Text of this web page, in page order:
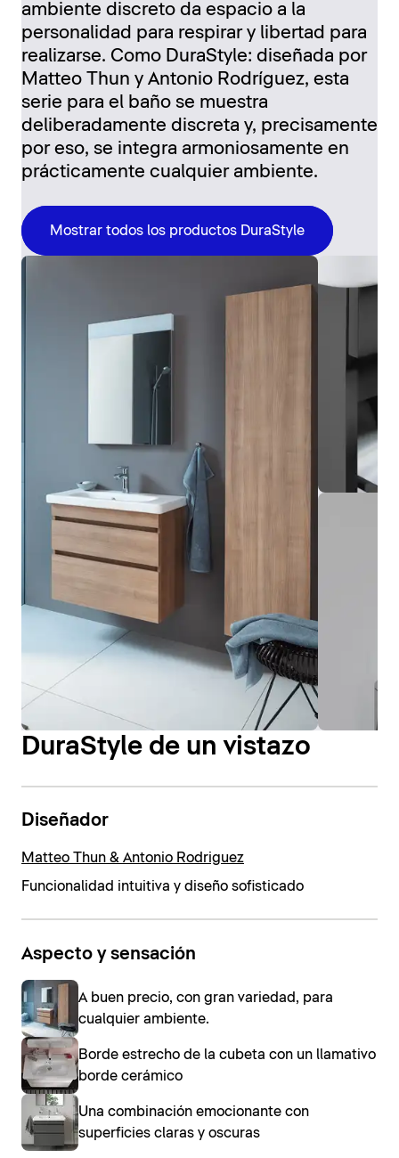
ambiente discreto da espacio a la
personalidad para respirar y libertad para
realizarse. Como DuraStyle: diseñada por
Matteo Thun y Antonio Rodríguez, esta
serie para el baño se muestra
deliberadamente discreta y, precisamente
por eso, se integra armoniosamente en
prácticamente cualquier ambiente.
Mostrar todos los productos DuraStyle
DuraStyle de un vistazo
Diseñador
Matteo Thun & Antonio Rodriguez
Funcionalidad intuitiva y diseño sofisticado
Aspecto y sensación
A buen precio, con gran variedad, para
cualquier ambiente.
Borde estrecho de la cubeta con un llamativo
borde cerámico
Una combinación emocionante con
superficies claras y oscuras